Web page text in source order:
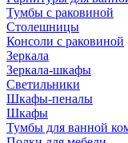
Тумбы с раковиной
Столешницы
Консоли с раковиной
Зеркала
Зеркала-шкафы
Светильники
Шкафы-пеналы
Шкафы
Тумбы для ванной